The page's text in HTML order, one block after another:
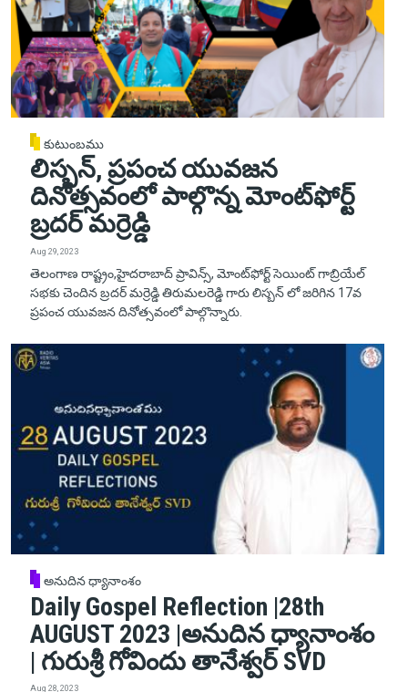
కుటుంబము
లిస్బన్, ప్రపంచ యువజన
దినోత్సవంలో పాల్గొన్న మోంట్‌ఫోర్ట్
బ్రదర్ మర్రెడ్డి
Aug 29, 2023
తెలంగాణ రాష్ట్రం,హైదరాబాద్ ప్రావిన్స్, మోంట్‌ఫోర్ట్ సెయింట్ గాబ్రియేల్
సభకు చెందిన బ్రదర్ మర్రెడ్డి తిరుమలరెడ్డి గారు లిస్బన్ లో జరిగిన 17వ
ప్రపంచ యువజన దినోత్సవంలో పాల్గొన్నారు.
అనుదిన ధ్యానాంశం
Daily Gospel Reflection |28th
AUGUST 2023 |అనుదిన ధ్యానాంశం
| గురుశ్రీ గోవిందు తానేశ్వర్ SVD
Aug 28, 2023